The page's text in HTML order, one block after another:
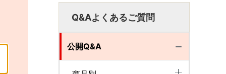
Q&Aよくあるご質問
公開Q&A